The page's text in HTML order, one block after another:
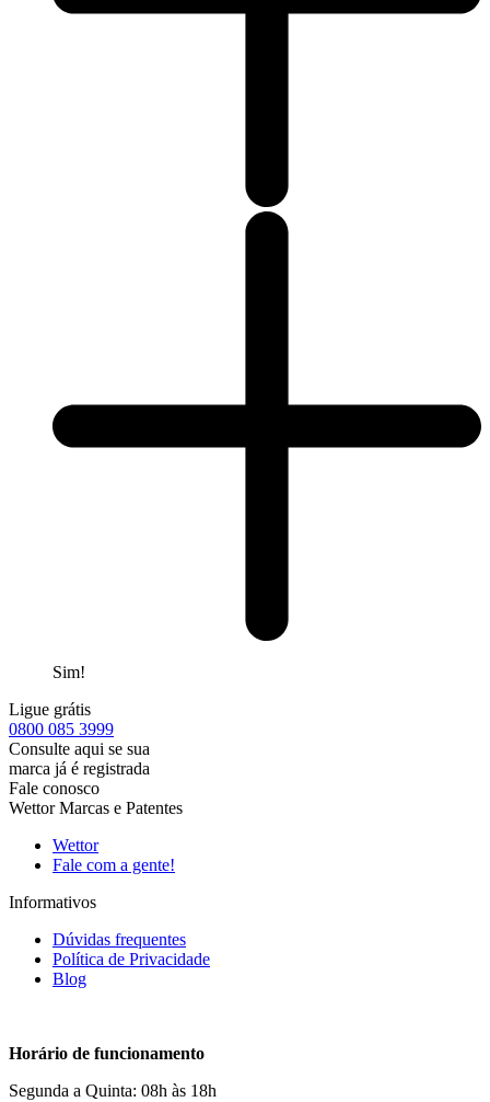
Sim!
Ligue grátis
0800 085 3999
Consulte aqui se sua
marca já é registrada
Fale conosco
Wettor Marcas e Patentes
Wettor
Fale com a gente!
Informativos
Dúvidas frequentes
Política de Privacidade
Blog
Horário de funcionamento
Segunda a Quinta: 08h às 18h